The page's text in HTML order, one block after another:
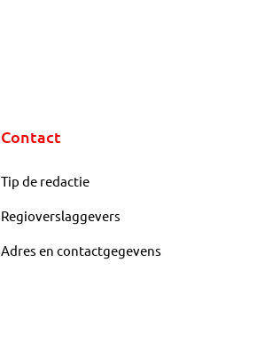
Contact
Tip de redactie
Regioverslaggevers
Adres en contactgegevens